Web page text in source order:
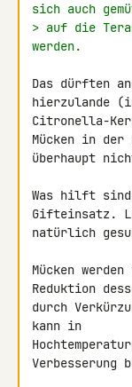
sich auch
> auf die
werden.
Das dürften
hierzulande
Citronella-
Mücken in der
überhaupt
Was hilft sind
Gifteinsatz.
natürlich
Mücken
Reduktion
durch
kann in
Verbesserung